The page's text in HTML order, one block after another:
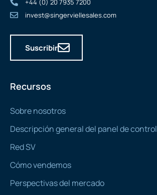
Recursos
Sobre nosotros
Descripción general del panel de control
Red SV
Cómo vendemos
Perspectivas del mercado
+44 (0) 20 7935 7200
invest@singerviellesales.com
Suscribir